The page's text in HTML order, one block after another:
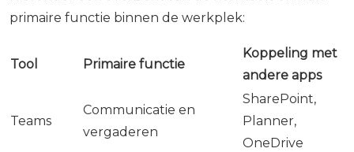
primaire functie binnen de werkplek:
Tool Primaire functie
Koppeling met
andere apps
Teams
Communicatie en
vergaderen
SharePoint,
Planner,
OneDrive